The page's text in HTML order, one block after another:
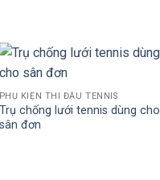
PHỤ KIỆN THI ĐẤU TENNIS
Trụ chống lưới tennis dùng cho
sân đơn